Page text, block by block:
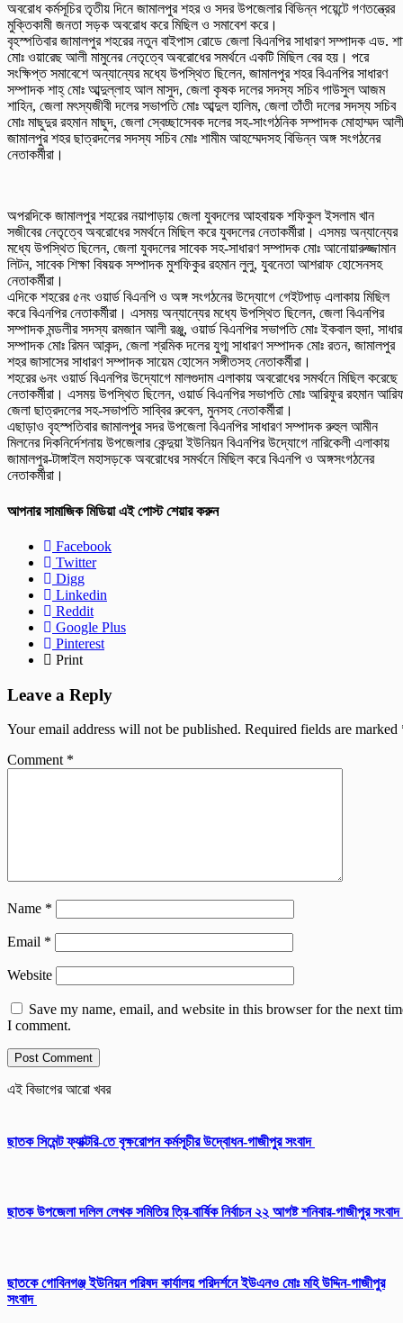
অবরোধ কর্মসূচির তৃতীয় দিনে জামালপুর শহর ও সদর উপজেলার বিভিন্ন পয়েন্টে গণতন্ত্রের
মুক্তিকামী জনতা সড়ক অবরোধ করে মিছিল ও সমাবেশ করে।
বৃহস্পতিবার জামালপুর শহরের নতুন বাইপাস রোডে জেলা বিএনপির সাধারণ সম্পাদক এড.
মোঃ ওয়ারেছ আলী মামুনের নেতৃত্বে অবরোধের সমর্থনে একটি মিছিল বের হয়। পরে
সংক্ষিপ্ত সমাবেশে অন্যান্যের মধ্যে উপস্থিত ছিলেন, জামালপুর শহর বিএনপির সাধারণ
সম্পাদক শাহ্ মোঃ আব্দুল্লাহ আল মাসুদ, জেলা কৃষক দলের সদস্য সচিব গাউসুল আজম
শাহিন, জেলা মৎস্যজীবী দলের সভাপতি মোঃ আব্দুল হালিম, জেলা তাঁতী দলের সদস্য সচিব
মোঃ মাছুদুর রহমান মাছুদ, জেলা স্বেচ্ছাসেবক দলের সহ-সাংগঠনিক সম্পাদক মোহাম্মদ
জামালপুর শহর ছাত্রদলের সদস্য সচিব মোঃ শামীম আহম্মেদসহ বিভিন্ন অঙ্গ সংগঠনের
নেতাকর্মীরা।
অপরদিকে জামালপুর শহরের নয়াপাড়ায় জেলা যুবদলের আহবায়ক শফিকুল ইসলাম খান
সজীবের নেতৃত্বে অবরোধের সমর্থনে মিছিল করে যুবদলের নেতাকর্মীরা। এসময় অন্যান্যের
মধ্যে উপস্থিত ছিলেন, জেলা যুবদলের সাবেক সহ-সাধারণ সম্পাদক মোঃ আনোয়ারুজ্জামান
লিটন, সাবেক শিক্ষা বিষয়ক সম্পাদক মুশফিকুর রহমান লুলু, যুবনেতা আশরাফ হোসেনসহ
নেতাকর্মীরা।
এদিকে শহরের ৫নং ওয়ার্ড বিএনপি ও অঙ্গ সংগঠনের উদ্যোগে গেইটপাড় এলাকায় মিছিল
করে বিএনপির নেতাকর্মীরা। এসময় অন্যান্যের মধ্যে উপস্থিত ছিলেন, জেলা বিএনপির
সম্পাদক মন্ডলীর সদস্য রমজান আলী রঞ্জু, ওয়ার্ড বিএনপির সভাপতি মোঃ ইকবাল হুদা,
সম্পাদক মোঃ রিমন আকন্দ, জেলা শ্রমিক দলের যুগ্ম সাধারণ সম্পাদক মোঃ রতন, জামালপুর
শহর জাসাসের সাধারণ সম্পাদক সায়েম হোসেন সঙ্গীতসহ নেতাকর্মীরা।
শহরের ৬নং ওয়ার্ড বিএনপির উদ্যোগে মালগুদাম এলাকায় অবরোধের সমর্থনে মিছিল করেছে
নেতাকর্মীরা। এসময় উপস্থিত ছিলেন, ওয়ার্ড বিএনপির সভাপতি মোঃ আরিফুর রহমান
জেলা ছাত্রদলের সহ-সভাপতি সাব্বির রুবেল, মুনসহ নেতাকর্মীরা।
এছাড়াও বৃহস্পতিবার জামালপুর সদর উপজেলা বিএনপির সাধারণ সম্পাদক রুহুল আমীন
মিলনের দিকনির্দেশনায় উপজেলার কেন্দুয়া ইউনিয়ন বিএনপির উদ্যোগে নারিকেলী এলাকায়
জামালপুর-টাঙ্গাইল মহাসড়কে অবরোধের সমর্থনে মিছিল করে বিএনপি ও অঙ্গসংগঠনের
নেতাকর্মীরা।
আপনার সামাজিক মিডিয়া এই পোস্ট শেয়ার করুন
Facebook
Twitter
Digg
Linkedin
Reddit
Google Plus
Pinterest
Print
Leave a Reply
Your email address will not be published. Required fields are marked
Comment *
Name *
Email *
Website
Save my name, email, and website in this browser for the next
I comment.
এই বিভাগের আরো খবর
ছাতক সিমেন্ট ফ্যাক্টরি-তে বৃক্ষরোপন কর্মসূচীর উদ্বোধন-গাজীপুর সংবাদ
ছাতক উপজেলা দলিল লেখক সমিতির ত্রি-বার্ষিক নির্বাচন ২২ আগষ্ট শনিবার-গাজীপুর সংবাদ
ছাতকে গোবিনগঞ্জ ইউনিয়ন পরিষদ কার্যালয় পরিদর্শনে ইউএনও মোঃ মহি উদ্দিন-গাজীপুর
সংবাদ